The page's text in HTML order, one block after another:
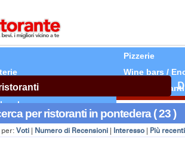
Pizzerie
Wine bars /
Tutti Ristoranti
per ristoranti in pontedera ( 23 )
Voti Numero di Recensioni Interesso Più recenti